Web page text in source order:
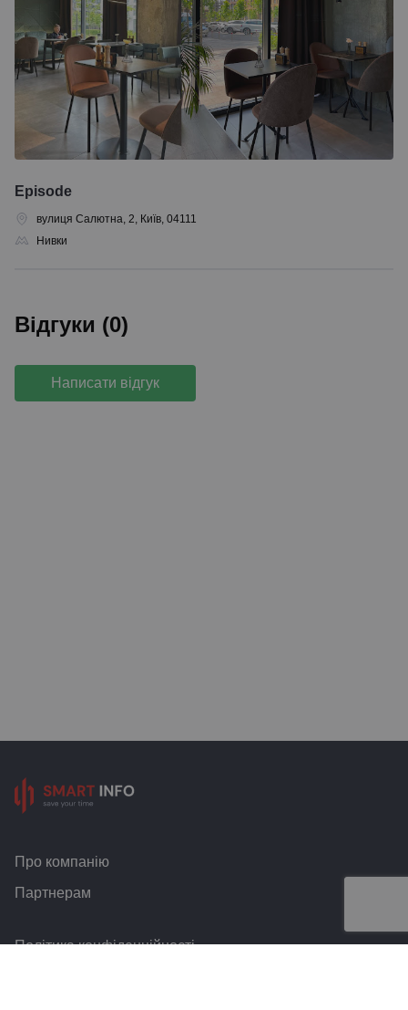
Episode
вулиця Салютна, 2, Київ, 04111
Нивки
Відгуки (0)
Написати відгук
Про компанію
Партнерам
Політика конфіденційності